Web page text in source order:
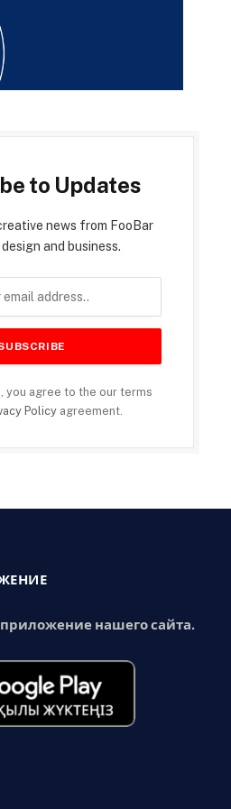
to Updates
news from FooBar
and business.
you agree to the our terms
Policy agreement.
нашего сайта.